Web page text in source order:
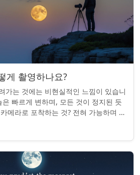
게 촬영하나요?
가는 것에는 비현실적인 느낌이 있습니
빠르게 변하며, 모든 것이 정지된 듯
메라로 포착하는 것? 전혀 가능하며 가
:...